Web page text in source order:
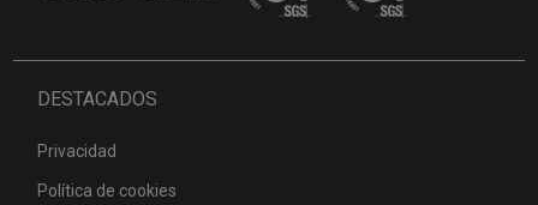
DESTACADOS
Privacidad
Política de cookies